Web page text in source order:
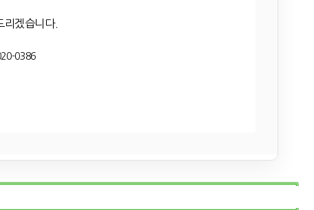
리겠습니다.
0386